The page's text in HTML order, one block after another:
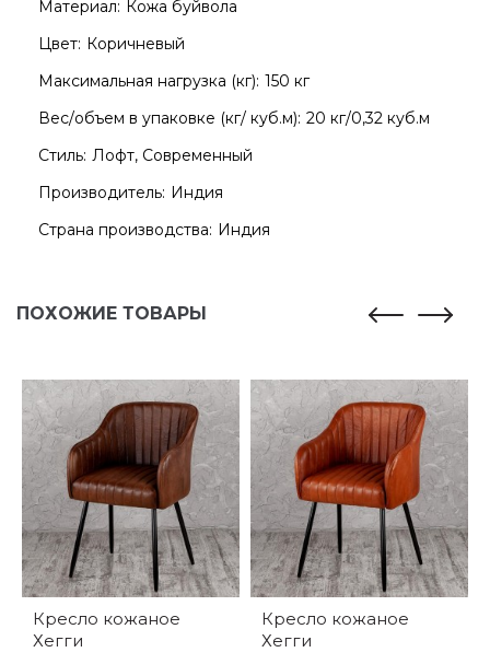
Материал: Кожа буйвола
Цвет: Коричневый
Максимальная нагрузка (кг): 150 кг
Вес/объем в упаковке (кг/ куб.м): 20 кг/0,32 куб.м
Стиль: Лофт, Современный
Производитель: Индия
Страна производства: Индия
ПОХОЖИЕ ТОВАРЫ
Кресло кожаное
Хегги
Кресло кожаное
Хегги